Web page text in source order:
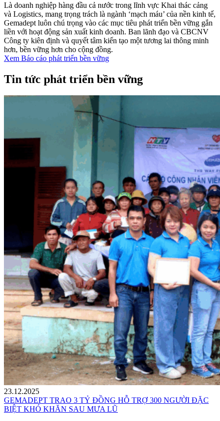
Là doanh nghiệp hàng đầu cả nước trong lĩnh vực Khai thác cảng
và Logistics, mang trọng trách là ngành ‘mạch máu’ của nền kinh tế,
Gemadept luôn chú trọng vào các mục tiêu phát triển bền vững gắn
liền với hoạt động sản xuất kinh doanh. Ban lãnh đạo và CBCNV
Công ty kiên định và quyết tâm kiến tạo một tương lai thông minh
hơn, bền vững hơn cho cộng đồng.
Xem Báo cáo phát triển bền vững
Tin tức phát triển bền vững
23.12.2025
GEMADEPT TRAO 3 TỶ ĐỒNG HỖ TRỢ 300 NGƯỜI ĐẶC
BIỆT KHÓ KHĂN SAU MƯA LŨ